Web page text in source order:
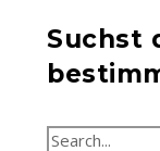
Suchst